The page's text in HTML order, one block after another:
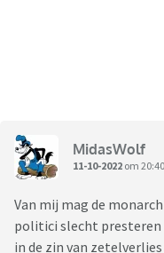
MidasWolf
11-10-2022 om 20:40
Van mij mag de
politici slecht presteren
in de zin van